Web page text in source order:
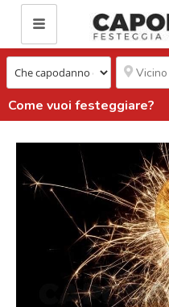
Come vuoi festeggiare?